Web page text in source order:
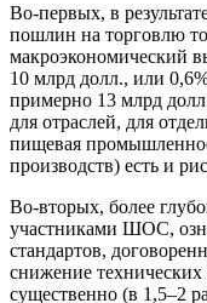
Во-первых, в
пошлин на торговлю
макроэкономический
10 млрд долл., или
примерно 13 млрд
для отраслей, для
пищевая
производств) есть и
Во-вторых, более
участниками ШОС,
стандартов,
снижение технических
существенно (в 1,5–2